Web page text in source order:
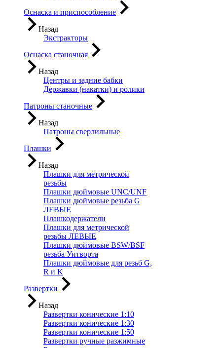
Оснаска и приспособление
Назад
Экстракторы
Оснаска станочная
Назад
Центры и задние бабки
Державки (накатки) и ролики
Патроны станочные
Назад
Патроны сверлильные
Плашки
Назад
Плашки для метрической
резьбы
Плашки дюймовые UNC/UNF
Плашки дюймовые резьба G
ЛЕВЫЕ
Плашкодержатели
Плашки для метрической
резьбы ЛЕВЫЕ
Плашки дюймовые BSW/BSF
резьба Уитворта
Плашки дюймовые для резьб G,
R и K
Развертки
Назад
Развертки конические 1:10
Развертки конические 1:30
Развертки конические 1:50
Развертки ручные разжимные